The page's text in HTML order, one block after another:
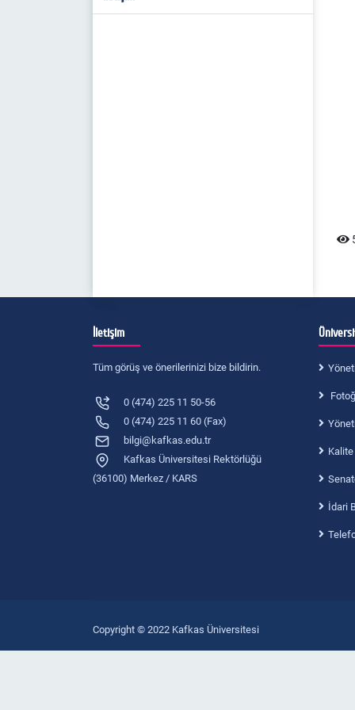
İnsan Kaynakları Yönetimi Tezsiz Yüksek
İletişim
Tüm görüş ve önerilerinizi bize bildirin.
0 (474) 225 11 50-56
0 (474) 225 11 60 (Fax)
bilgi@kafkas.edu.tr
Kafkas Üniversitesi Rektörlüğü
(36100) Merkez / KARS
İdari
Copyright © 2022 Kafkas Üniversitesi